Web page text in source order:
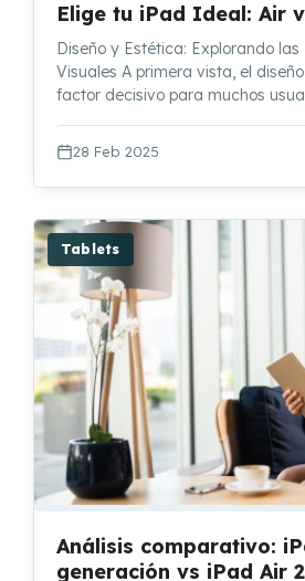
Elige tu iPad Ideal: Air
Diseño y Estética: Explorando
Visuales A primera vista, el
factor decisivo para muchos
28 Feb 2025
Tablets
Análisis comparativo:
generación vs iPad Air